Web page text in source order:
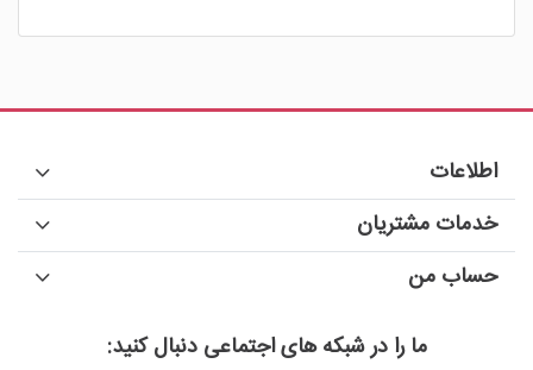
ما را در شبکه های اجتماعی دنبال کنید:
اطلاعات
خدمات مشتریان
حساب من